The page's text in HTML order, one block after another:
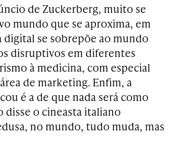
de Zuckerberg, muito se
mundo que se aproxima, em
digital se sobrepõe ao mundo
disruptivos em diferentes
à medicina, com especial
de marketing. Enfim, a
é a de que nada será como
disse o cineasta italiano
no mundo, tudo muda, mas